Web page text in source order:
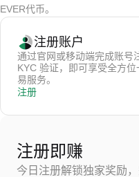
EVER代币。
注册账户
通过官网或移动端完成账号
KYC 验证，即可享受全方位
易服务。
注册
注册即赚
今日注册解锁独家奖励